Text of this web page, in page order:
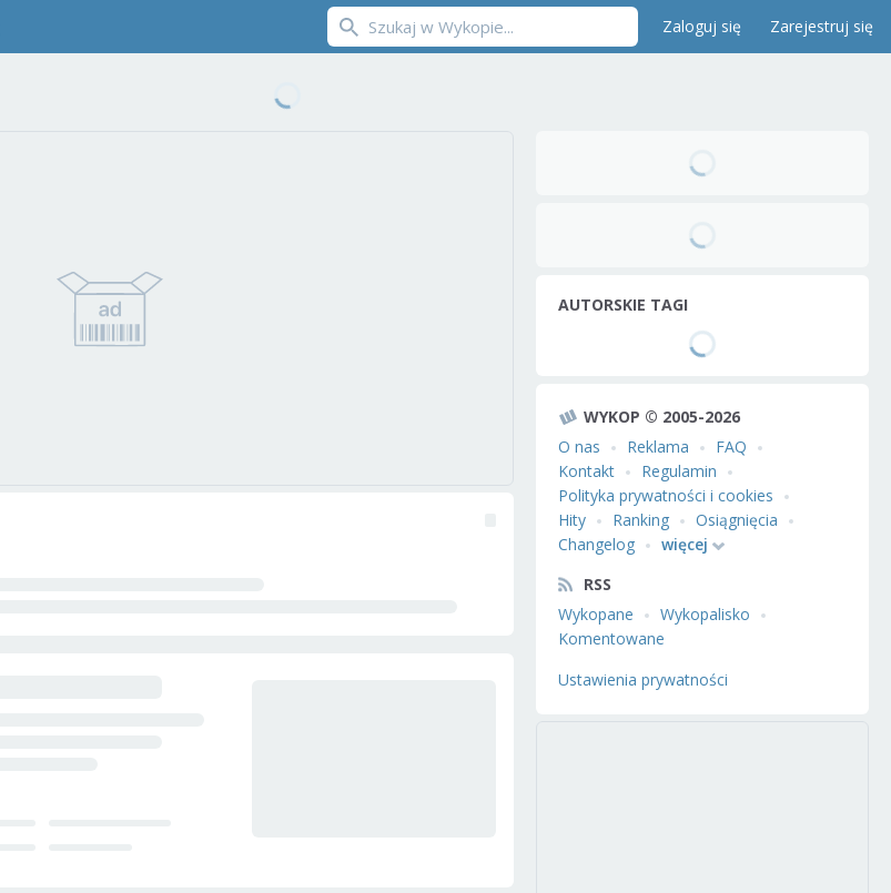
Zaloguj się Zarejestruj się
AUTORSKIE TAGI
WYKOP © 2005-2026
O nas
Reklama
FAQ
Kontakt
Regulamin
Polityka prywatności i cookies
Hity
Ranking
Osiągnięcia
Changelog
więcej
RSS
Wykopane
Wykopalisko
Komentowane
Ustawienia prywatności